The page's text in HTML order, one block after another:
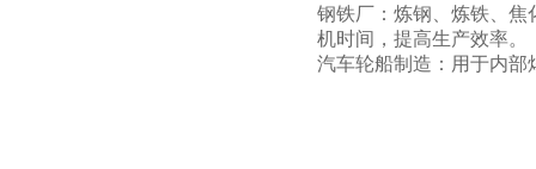
钢铁厂：炼钢、炼铁、焦
机时间，提高生产效率。
汽车轮船制造：用于内部